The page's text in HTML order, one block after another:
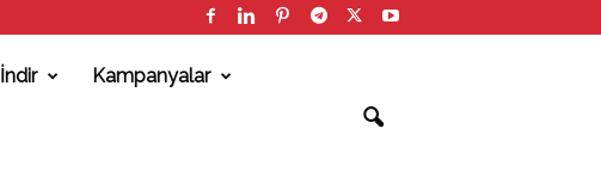
İndir Kampanyalar